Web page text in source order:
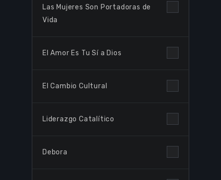
Las Mujeres Son Portadoras de
Vida
El Amor Es Tu Sí a Dios
El Cambio Cultural
Liderazgo Catalítico
Debora